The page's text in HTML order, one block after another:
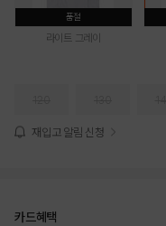
품절
라이트 그레이
재입고 알림 신청
카드혜택